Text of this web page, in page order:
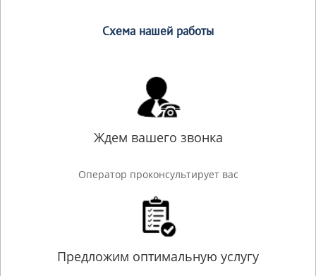
Схема нашей работы
Ждем вашего звонка
Оператор проконсультирует вас
Предложим оптимальную услугу